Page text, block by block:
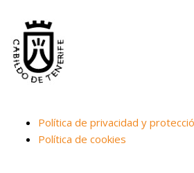
Política de privacidad y
Política de cookies